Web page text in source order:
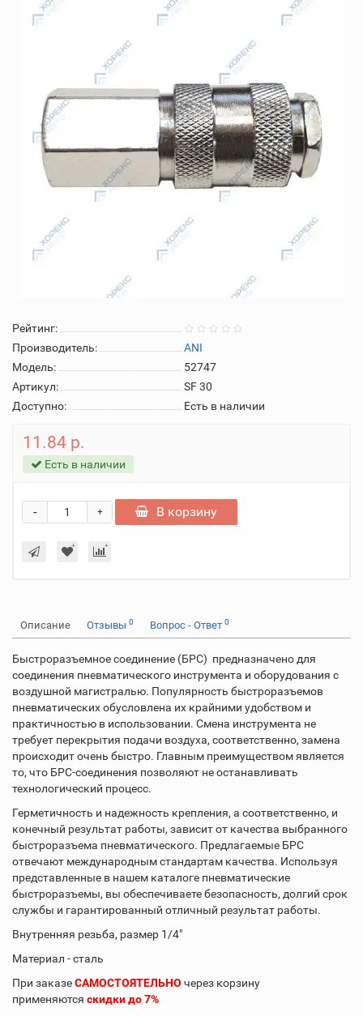
Рейтинг:
Производитель:
ANI
Модель:
52747
Артикул:
SF 30
Доступно:
Есть в наличии
11.84 р.
Есть в наличии
+
- В корзину
Описание Отзывы 0 Вопрос - Ответ 0
Быстроразъемное соединение (БРС) предназначено для
соединения пневматического инструмента и оборудования с
воздушной магистралью. Популярность быстроразъемов
пневматических обусловлена их крайними удобством и
практичностью в использовании. Смена инструмента не
требует перекрытия подачи воздуха, соответственно, замена
происходит очень быстро. Главным преимуществом является
то, что БРС-соединения позволяют не останавливать
технологический процесс.
Герметичность и надежность крепления, а соответственно, и
конечный результат работы, зависит от качества выбранного
быстроразъема пневматического. Предлагаемые БРС
отвечают международным стандартам качества. Используя
представленные в нашем каталоге пневматические
быстроразъемы, вы обеспечиваете безопасность, долгий срок
службы и гарантированный отличный результат работы.
Внутренняя резьба, размер 1/4"
Материал - сталь
При заказеСАМОСТОЯТЕЛЬНО через корзину
применяются скидки до 7%